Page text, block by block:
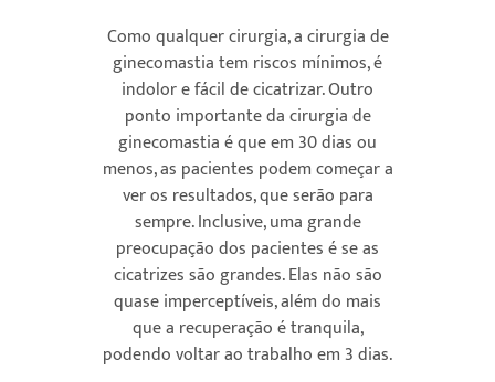
Como qualquer cirurgia, a cirurgia de
ginecomastia tem riscos mínimos, é
indolor e fácil de cicatrizar. Outro
ponto importante da cirurgia de
ginecomastia é que em 30 dias ou
menos, as pacientes podem começar a
ver os resultados, que serão para
sempre. Inclusive, uma grande
preocupação dos pacientes é se as
cicatrizes são grandes. Elas não são
quase imperceptíveis, além do mais
que a recuperação é tranquila,
podendo voltar ao trabalho em 3 dias.